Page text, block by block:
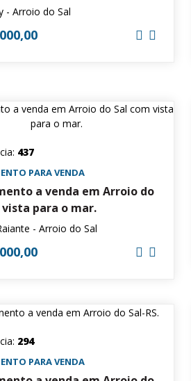
- Arroio do Sal
437
PARA VENDA
a venda em Arroio do
vista para o mar.
- Arroio do Sal
294
PARA VENDA